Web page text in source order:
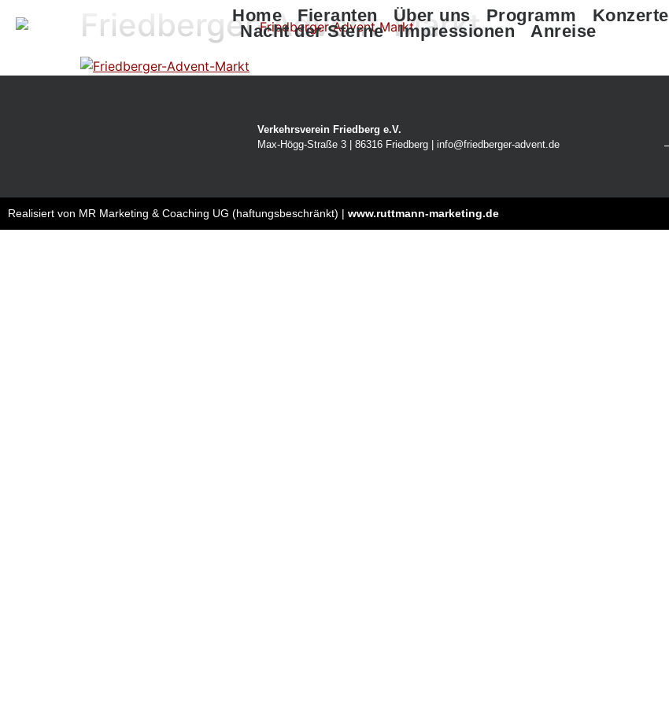
Home Fieranten Über uns Programm
Konzerte
Nacht der Sterne
Impressionen Anreise
Friedberger-Advent-Markt
Verkehrsverein Friedberg e.V.
Max-Högg-Straße 3 | 86316 Friedberg | info@friedberger-advent.de
Realisiert von MR Marketing & Coaching UG (haftungsbeschränkt) | www.ruttmann-marketing.de